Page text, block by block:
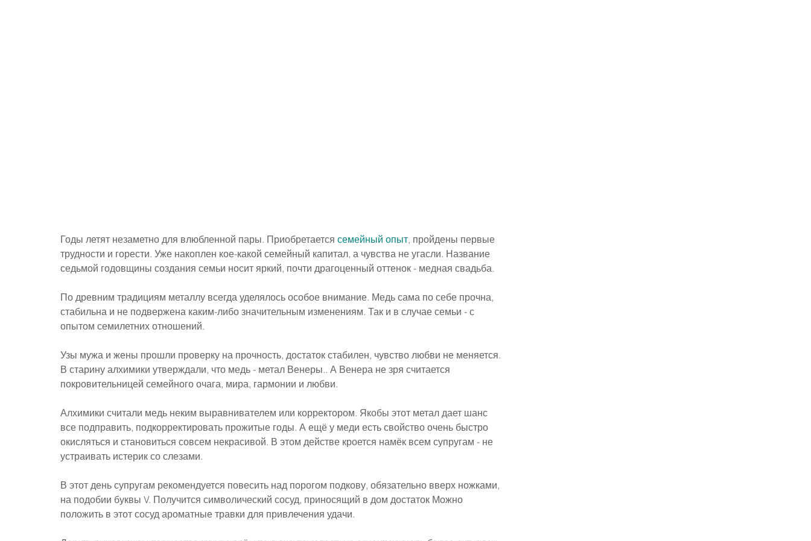
Годы летят незаметно для влюбленной пары. Приобретается семейный опыт, пройдены первые
трудности и горести. Уже накоплен кое-какой семейный капитал, а чувства не угасли. Название
седьмой годовщины создания семьи носит яркий, почти драгоценный оттенок - медная свадьба.
По древним традициям металлу всегда уделялось особое внимание. Медь сама по себе прочна,
стабильна и не подвержена каким-либо значительным изменениям. Так и в случае семьи - с
опытом семилетних отношений.
Узы мужа и жены прошли проверку на прочность, достаток стабилен, чувство любви не меняется.
В старину алхимики утверждали, что медь - метал Венеры.. А Венера не зря считается
покровительницей семейного очага, мира, гармонии и любви.
Алхимики считали медь неким выравнивателем или корректором. Якобы этот метал дает шанс
все подправить, подкорректировать прожитые годы. А ещё у меди есть свойство очень быстро
окисляться и становиться совсем некрасивой. В этом действе кроется намёк всем супругам - не
устраивать истерик со слезами.
В этот день супругам рекомендуется повесить над порогом подкову, обязательно вверх ножками,
на подобии буквы V. Получится символический сосуд, приносящий в дом достаток Можно
положить в этот сосуд ароматные травки для привлечения удачи.